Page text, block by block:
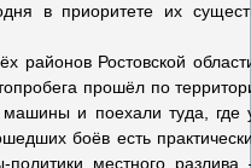
в приоритете их
районов Ростовской
прошёл по
и поехали туда, где
боёв есть
местного